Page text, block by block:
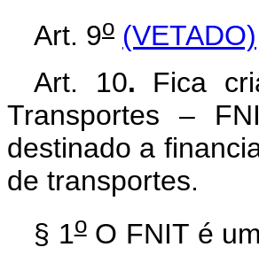
Art. 9o (VETADO)
Art. 10. Fica
Transportes –
destinado a
de transportes.
§ 1oO FNIT é